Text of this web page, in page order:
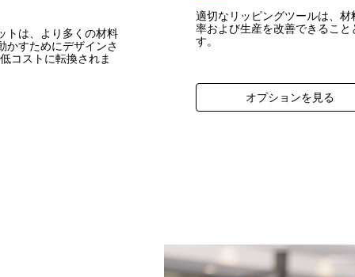
トは、より多くの材料
かすためにデザインさ
コストに転換されま
適切なリッピングツールは、
率および生産を改善できるこ
す。
オプションを見る